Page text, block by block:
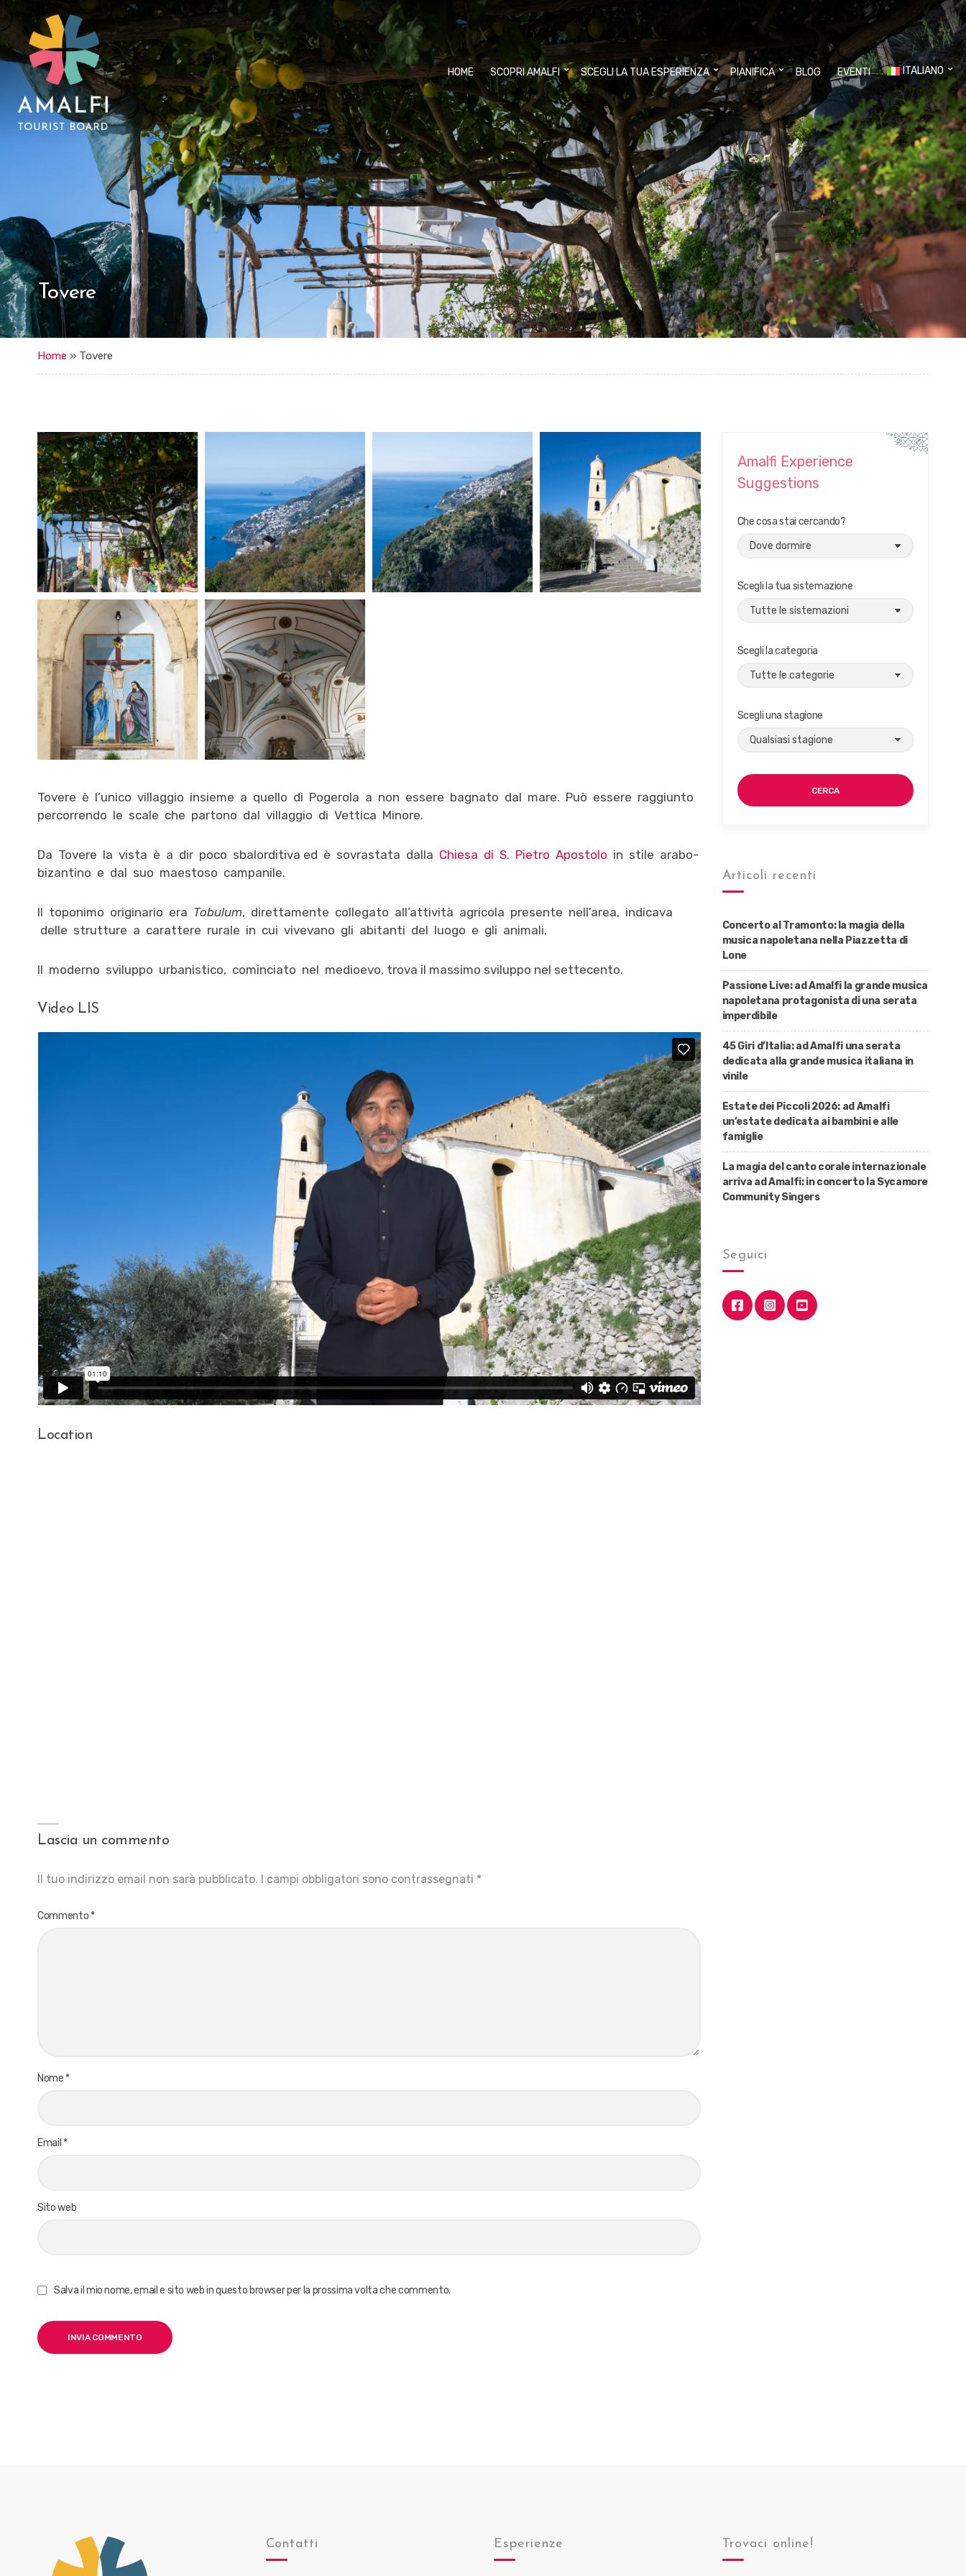
HOME SCOPRI AMALFI SCEGLI LA TUA ESPERIENZA PIANIFICA BLOG EVENTI ITALIANO
Tovere
Home » Tovere
Tovere è l’unico villaggio insieme a quello di Pogerola a non essere bagnato dal mare. Può essere raggiunto
percorrendo le scale che partono dal villaggio di Vettica Minore.
Da Tovere la vista è a dir poco sbalorditiva ed è sovrastata dalla Chiesa di S. Pietro Apostolo in stile arabo-
bizantino e dal suo maestoso campanile.
Il toponimo originario era Tobulum, direttamente collegato all’attività agricola presente nell’area, indicava
delle strutture a carattere rurale in cui vivevano gli abitanti del luogo e gli animali.
Il moderno sviluppo urbanistico, cominciato nel medioevo, trova il massimo sviluppo nel settecento.
Video LIS
Location
Lascia un commento
Il tuo indirizzo email non sarà pubblicato. I campi obbligatori sono contrassegnati *
Commento *
Nome *
Email *
Sito web
Salva il mio nome, email e sito web in questo browser per la prossima volta che commento.
Amalfi Experience
Suggestions
Che cosa stai cercando?
Scegli la tua sistemazione
Scegli la categoria
Scegli una stagione
CERCA
Articoli recenti
Concerto al Tramonto: la magia della
musica napoletana nella Piazzetta di
Lone
Passione Live: ad Amalfi la grande musica
napoletana protagonista di una serata
imperdibile
45 Giri d’Italia: ad Amalfi una serata
dedicata alla grande musica italiana in
vinile
Estate dei Piccoli 2026: ad Amalfi
un’estate dedicata ai bambini e alle
famiglie
La magia del canto corale internazionale
arriva ad Amalfi: in concerto la Sycamore
Community Singers
Seguici
Contatti Esperienze Trovaci online!